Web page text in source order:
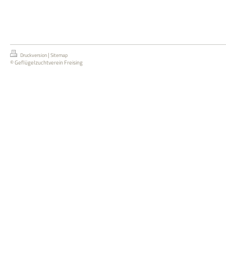
Druckversion | Sitemap
© Geflügelzuchtverein Freising